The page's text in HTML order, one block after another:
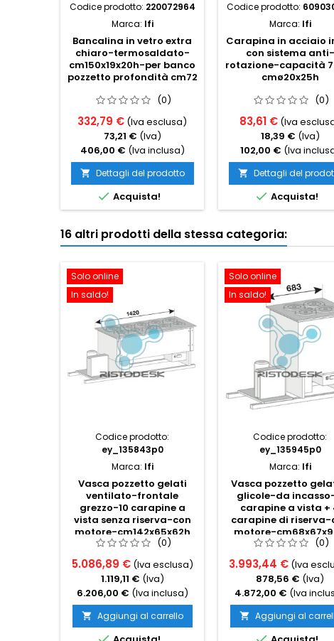
Codice prodotto: 220072964
Marca: Ifi
Bancalina in vetro extra
chiaro-termosaldato-
cm150x19x20h-per banco
pozzetto profondità cm72
(0)
332,79 € (Iva esclusa)
73,21 € (Iva)
406,00 € (Iva inclusa)
 Dettagli del prodotto
 Acquista!
Codice prodotto:
Marca: Ifi
Carapina in acciaio
con sistema anti-
rotazione-capacità
cmø20x25h
(0)
83,61 € (Iva
18,39 € (Iva)
102,00 € (Iva
 Dettagli del
 Acquista!
16 altri prodotti della stessa categoria:
Solo online
In saldo!
Codice prodotto:
ey_135843p0
Marca: Ifi
Vasca pozzetto gelati
ventilato-frontale
grezzo-10 carapine a
vista senza riserva-con
motore-cm142x65x62h
(0)
5.086,89 € (Iva esclusa)
1.119,11 € (Iva)
6.206,00 € (Iva inclusa)
 Aggiungi al carrello
Solo online
In saldo!
Codice prodotto:
ey_135945p0
Marca: Ifi
Vasca pozzetto
glicole-da
carapine a vista +
carapine di riserva-
motore-
(0)
3.993,44 € (Iva
878,56 € (Iva)
4.872,00 € (Iva
 Aggiungi al